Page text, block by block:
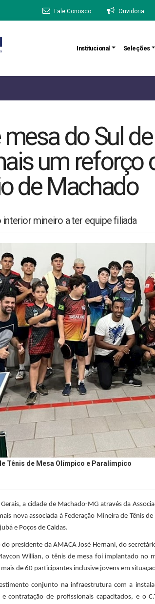
Fale Conosco Ouvidoria
Institucional Seleções
mesa do Sul
um reforço
de Machado
interior mineiro a ter equipe filiada
Tênis de Mesa Olímpico e Paralímpico
a cidade de Machado-MG através da
nova associada à Federação Mineira de Tênis
e Poços de Caldas.
presidente da AMACA José Hernani, do
Willian, o tênis de mesa foi implantado no
de 60 participantes inclusive jovens em
conjunto na infraestrutura com a
contratação de profissionais capacitados, e o